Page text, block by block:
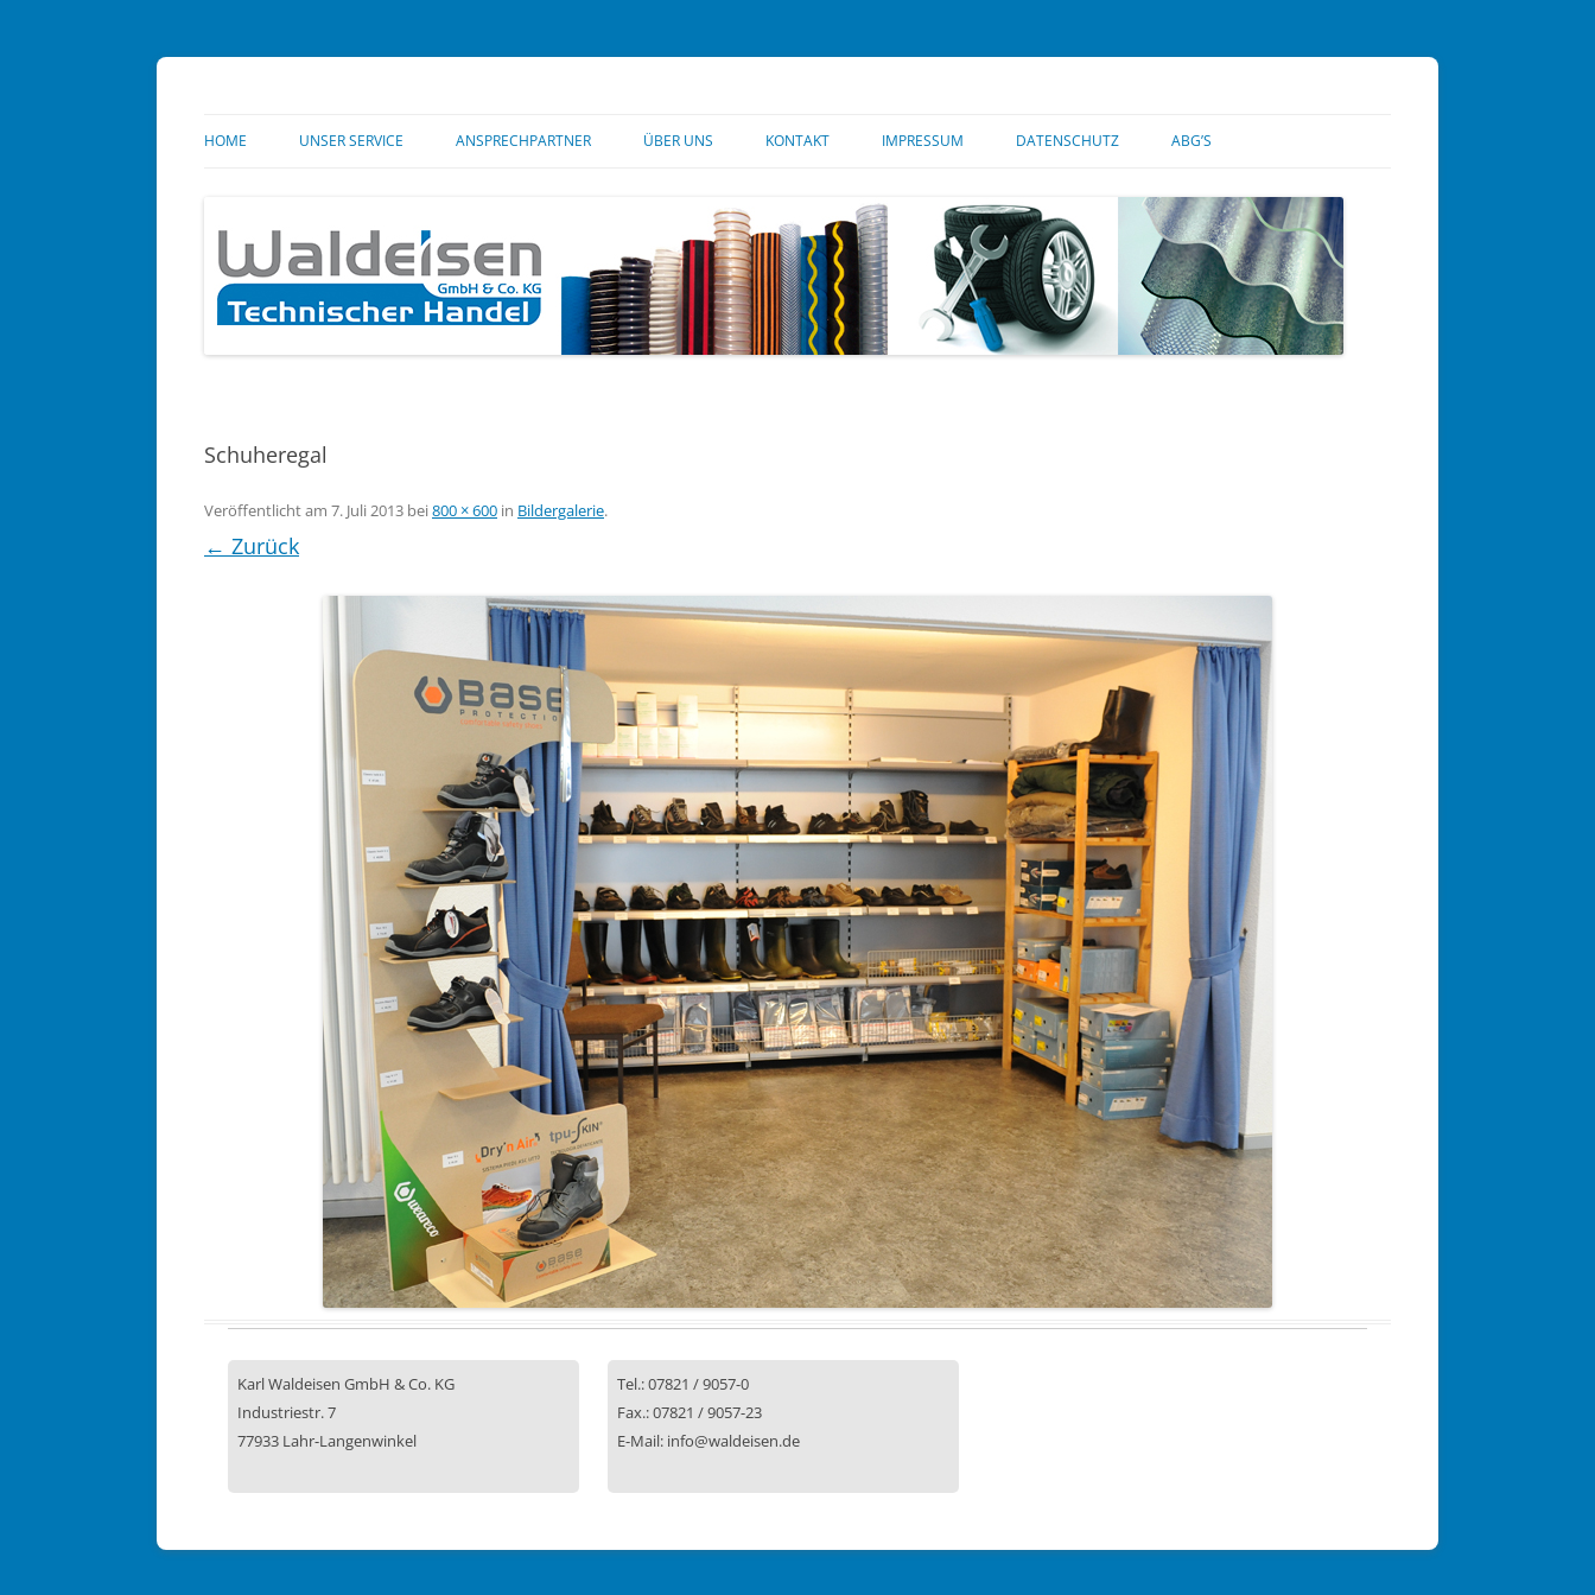
zum
HOME UNSER SERVICE ANSPRECHPARTNER ÜBER UNS
FIRMENGESCHICHTE
UNSER STAMMHAUS
KONTAKT IMPRESSUM DATENSCHUTZ ABG’S
Schuheregal
Veröffentlicht am 7. Juli 2013 bei800 × 600 in Bildergalerie.
← Zurück
Karl Waldeisen GmbH & Co. KG
Industriestr. 7
77933 Lahr-Langenwinkel
Tel.: 07821 / 9057-0
Fax.: 07821 / 9057-23
E-Mail: info@waldeisen.de